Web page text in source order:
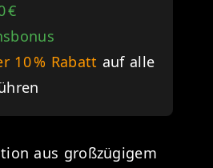
€
10 % Rabatt auf alle
aus großzügigem